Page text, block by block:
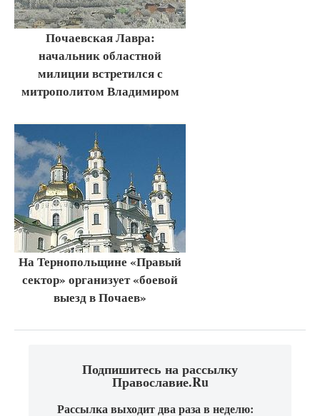
Почаевская Лавра:
начальник областной
милиции встретился с
митрополитом Владимиром
На Тернопольщине «Правый
сектор» организует «боевой
выезд в Почаев»
Подпишитесь на рассылку
Православие.Ru
Рассылка выходит два раза в неделю: